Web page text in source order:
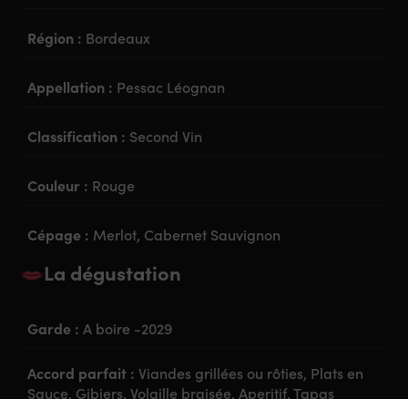
Région : Bordeaux
Appellation : Pessac Léognan
Classification : Second Vin
Couleur : Rouge
Cépage : Merlot, Cabernet Sauvignon
La dégustation
Garde :A boire -2029
Accord parfait :Viandes grillées ou rôties, Plats en
Sauce, Gibiers, Volaille braisée, Aperitif, Tapas